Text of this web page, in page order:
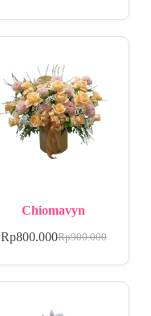
Chiomavyn
Rp900.000
Rp800.000